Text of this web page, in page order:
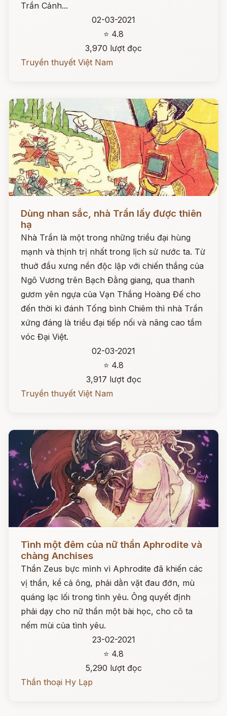
Trần Cảnh...
02-03-2021
⭐ 4.8
3,970 lượt đọc
Truyền thuyết Việt Nam
Dùng nhan sắc, nhà Trần lấy được thiên
hạ
Nhà Trần là một trong những triều đại hùng
mạnh và thịnh trị nhất trong lịch sử nước ta. Từ
thuở đầu xưng nền độc lập với chiến thắng của
Ngô Vương trên Bạch Đằng giang, qua thanh
gươm yên ngựa của Vạn Thắng Hoàng Đế cho
đến thời kì đánh Tống bình Chiêm thì nhà Trần
xứng đáng là triều đại tiếp nối và nâng cao tầm
vóc Đại Việt.
02-03-2021
⭐ 4.8
3,917 lượt đọc
Truyền thuyết Việt Nam
Tình một đêm của nữ thần Aphrodite và
chàng Anchises
Thần Zeus bực mình vì Aphrodite đã khiến các
vị thần, kể cả ông, phải dằn vặt đau đớn, mù
quáng lạc lối trong tình yêu. Ông quyết định
phải dạy cho nữ thần một bài học, cho cô ta
nếm mùi của tình yêu.
23-02-2021
⭐ 4.8
5,290 lượt đọc
Thần thoại Hy Lạp